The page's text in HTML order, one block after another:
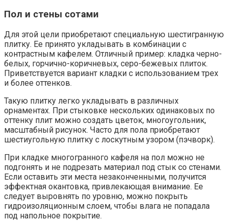
Пол и стены сотами
Для этой цели приобретают специальную шестигранную
плитку. Ее принято укладывать в комбинации с
контрастным кафелем. Отличный пример: кладка черно-
белых, горчично-коричневых, серо-бежевых плиток.
Приветствуется вариант кладки с использованием трех
и более оттенков.
Такую плитку легко укладывать в различных
орнаментах. При стыковке нескольких одинаковых по
оттенку плит можно создать цветок, многоугольник,
масштабный рисунок. Часто для пола приобретают
шестиугольную плитку с лоскутным узором (пэчворк).
При кладке многогранного кафеля на пол можно не
подгонять и не подрезать материал под стык со стенами.
Если оставить эти места незаконченными, получится
эффектная окантовка, привлекающая внимание. Ее
следует выровнять по уровню, можно покрыть
гидроизоляционным слоем, чтобы влага не попадала
под напольное покрытие.